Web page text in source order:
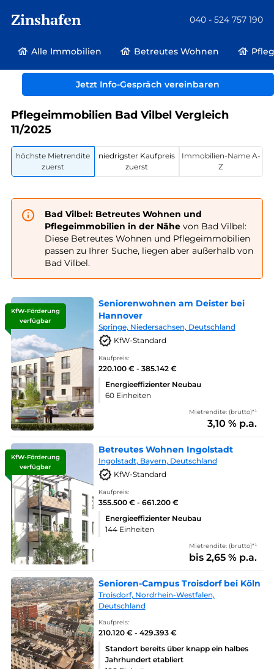
Zinshafen 040 - 524 757 190
Alle Immobilien Betreutes Wohnen
Jetzt Info-Gespräch vereinbaren
Betreutes Wohnen und Pflegeimmobilien Deutschland
Pflegeimmobilien Bad Vilbel Vergleich
11/2025
höchste Mietrendite
zuerst
niedrigster Kaufpreis
zuerst
Immobilien-Name A-
Z
Bad Vilbel: Betreutes Wohnen und
Pflegeimmobilien in der Nähevon Bad Vilbel:
Diese Betreutes Wohnen und Pflegeimmobilien
passen zu Ihrer Suche, liegen aber außerhalb von
Bad Vilbel.
KfW-Förderung
verfügbar
Seniorenwohnen am Deister bei
Hannover
Springe, Niedersachsen, Deutschland
KfW-Standard
Kaufpreis:
220.100 € - 385.142 €
Energieeffizienter Neubau
60 Einheiten
Mietrendite: (brutto)*¹
3,10 % p.a.
KfW-Förderung
verfügbar
Betreutes Wohnen Ingolstadt
Ingolstadt, Bayern, Deutschland
KfW-Standard
Kaufpreis:
355.500 € - 661.200 €
Energieeffizienter Neubau
144 Einheiten
Mietrendite: (brutto)*¹
bis 2,65 % p.a.
Senioren-Campus Troisdorf bei Köln
Troisdorf, Nordrhein-Westfalen,
Deutschland
Kaufpreis:
210.120 € - 429.393 €
Standort bereits über knapp ein halbes
Jahrhundert etabliert